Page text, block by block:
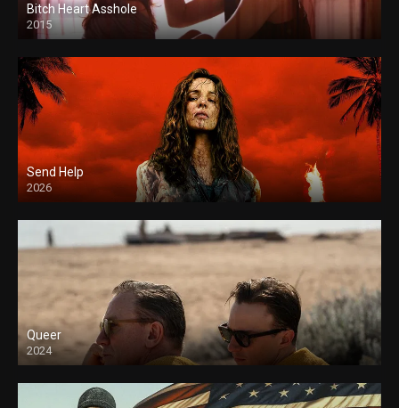
Bitch Heart Asshole
2015
Send Help
2026
Queer
2024